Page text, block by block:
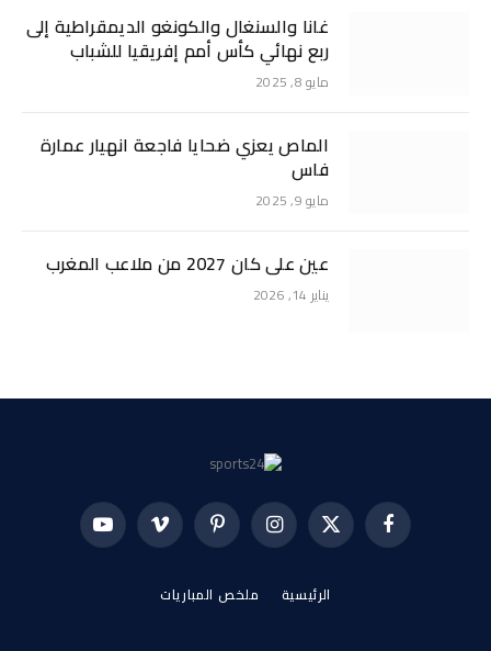
غانا والسنغال والكونغو الديمقراطية إلى
ربع نهائي كأس أمم إفريقيا للشباب
مايو 8, 2025
الماص يعزي ضحايا فاجعة انهيار عمارة
فاس
مايو 9, 2025
عين على كان 2027 من ملاعب المغرب
يناير 14, 2026
فيسبوك X
(Twitter)
الانستغرامبينتيريستفيميو يوتيوب
الرئيسية ملخص المباريات